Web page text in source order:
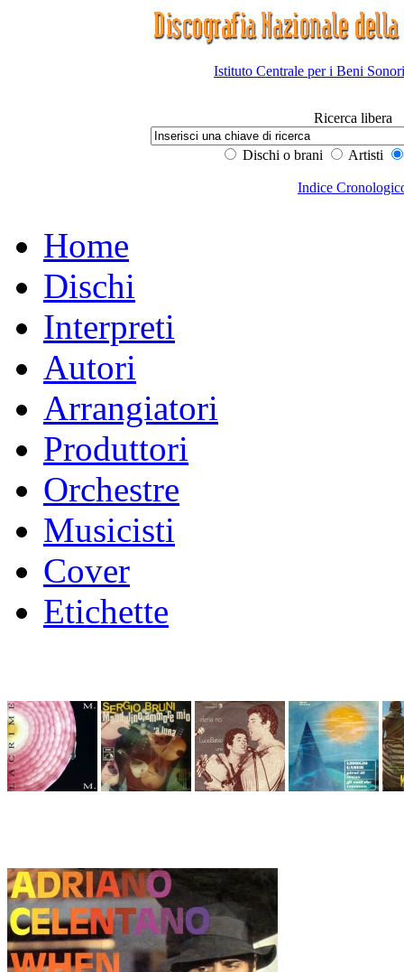
Istituto Centrale per i Beni
Ricerca libera
Dischi o brani Artisti
Indice
Home
Dischi
Interpreti
Autori
Arrangiatori
Produttori
Orchestre
Musicisti
Cover
Etichette